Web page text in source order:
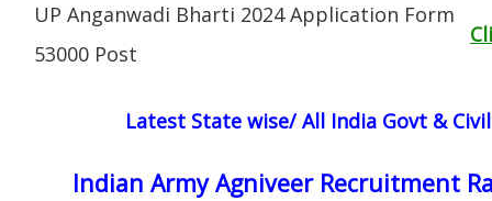
UP Anganwadi Bharti 2024 Application Form
53000 Post
Latest State wise/ All India Govt &
Indian Army Agniveer Recruitment